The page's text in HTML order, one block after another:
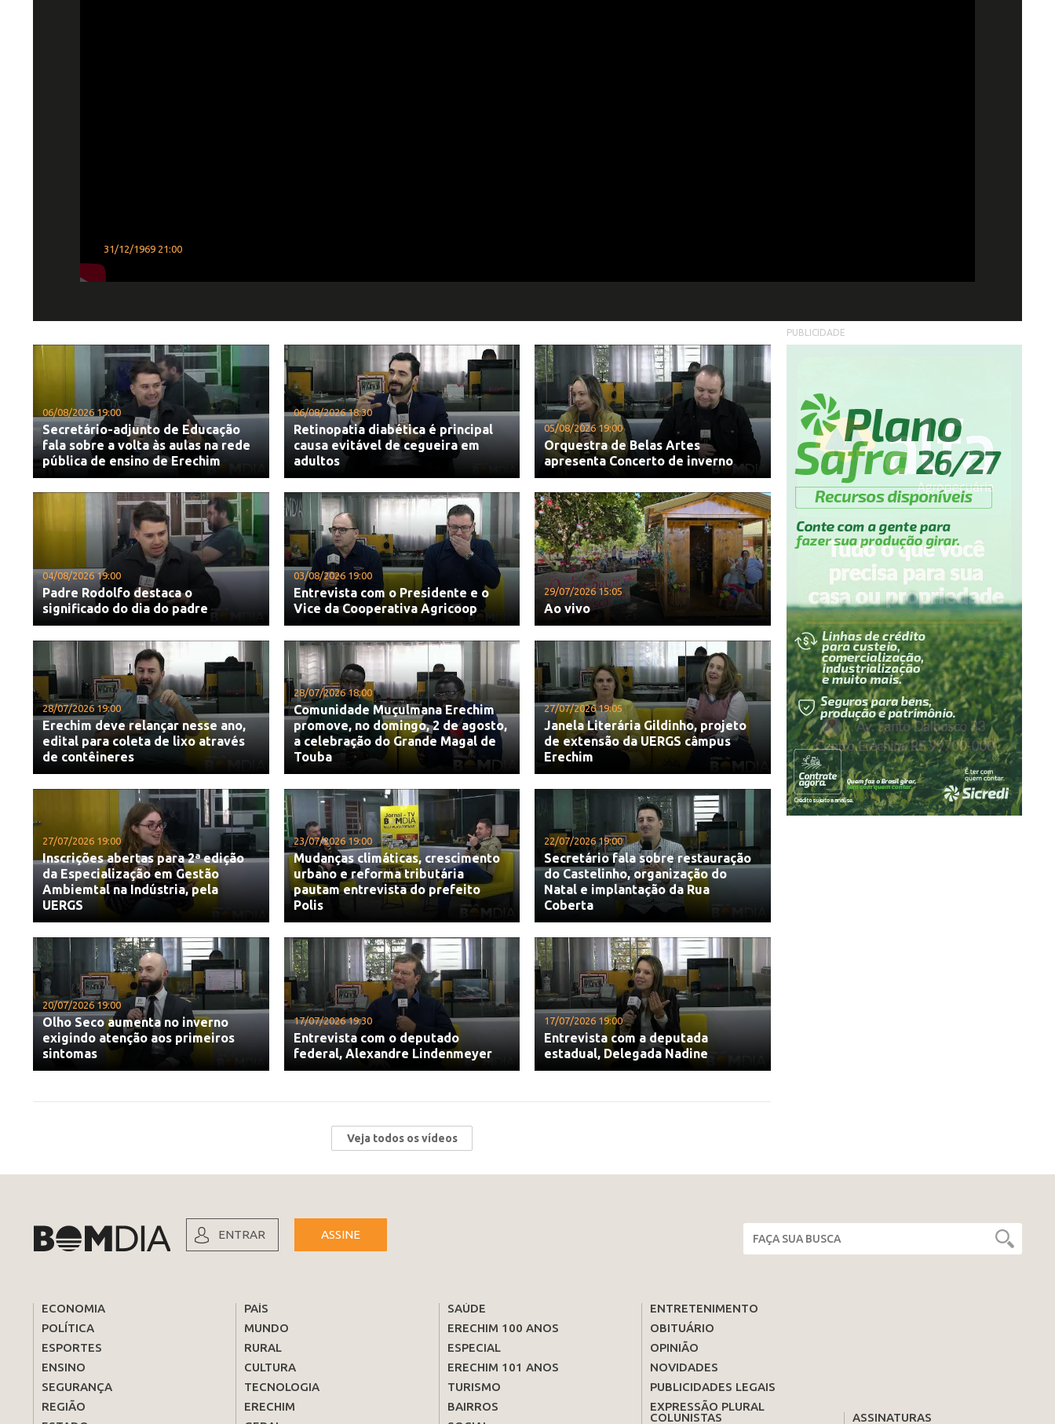
31/12/1969 21:00
06/08/2026 19:00
Secretário-adjunto de Educação
fala sobre a volta às aulas na rede
pública de ensino de Erechim
06/08/2026 18:30
Retinopatia diabética é principal
causa evitável de cegueira em
adultos
05/08/2026 19:00
Orquestra de Belas Artes
apresenta Concerto de inverno
04/08/2026 19:00
Padre Rodolfo destaca o
significado do dia do padre
03/08/2026 19:00
Entrevista com o Presidente e o
Vice da Cooperativa Agricoop
29/07/2026 15:05
Ao vivo
28/07/2026 19:00
Erechim deve relançar nesse ano,
edital para coleta de lixo através
de contêineres
28/07/2026 18:00
Comunidade Muçulmana Erechim
promove, no domingo, 2 de agosto,
a celebração do Grande Magal de
Touba
27/07/2026 19:05
Janela Literária Gildinho, projeto
de extensão da UERGS câmpus
Erechim
27/07/2026 19:00
Inscrições abertas para 2ª edição
da Especialização em Gestão
Ambiemtal na Indústria, pela
UERGS
23/07/2026 19:00
Mudanças climáticas, crescimento
urbano e reforma tributária
pautam entrevista do prefeito
Polis
22/07/2026 19:00
Secretário fala sobre restauração
do Castelinho, organização do
Natal e implantação da Rua
Coberta
20/07/2026 19:00
Olho Seco aumenta no inverno
exigindo atenção aos primeiros
sintomas
17/07/2026 19:30
Entrevista com o deputado
federal, Alexandre Lindenmeyer
17/07/2026 19:00
Entrevista com a deputada
estadual, Delegada Nadine
Veja todos os vídeos
PUBLICIDADE
ENTRAR ASSINE
ECONOMIA
POLÍTICA
ESPORTES
ENSINO
SEGURANÇA
REGIÃO
PAÍS
MUNDO
RURAL
CULTURA
TECNOLOGIA
ERECHIM
SAÚDE
ERECHIM 100 ANOS
ESPECIAL
ERECHIM 101 ANOS
TURISMO
BAIRROS
ENTRETENIMENTO
OBITUÁRIO
OPINIÃO
NOVIDADES
PUBLICIDADES LEGAIS
EXPRESSÃO PLURAL
COLUNISTAS
ASSINATURAS